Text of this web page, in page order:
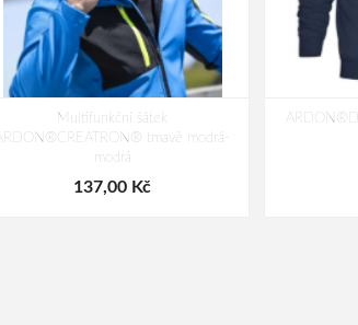
Multifunkční šátek
ARDON®CREATRON® tmavě modrá-
modrá
137,00 Kč